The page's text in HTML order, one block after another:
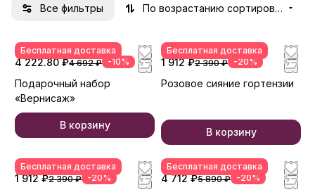
Все фильтры По возрастанию сортировки
Бесплатная доставка
4 222.80 ₽4 692 ₽ -10%
Подарочный набор
«Вернисаж»
В корзину
Бесплатная доставка
1 912 ₽2 390 ₽ -20%
Розовое сияние гортензии
В корзину
Бесплатная доставка
1 912 ₽2 390 ₽ -20%
Бесплатная доставка
4 712 ₽5 890 ₽ -20%